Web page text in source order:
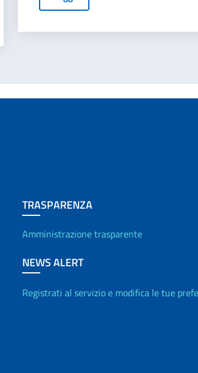
TRASPARENZA
Amministrazione trasparente
NEWS ALERT
Registrati al servizio e modifica le tue